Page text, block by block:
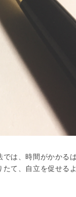
は、時間がかかる
て、自立を促せる